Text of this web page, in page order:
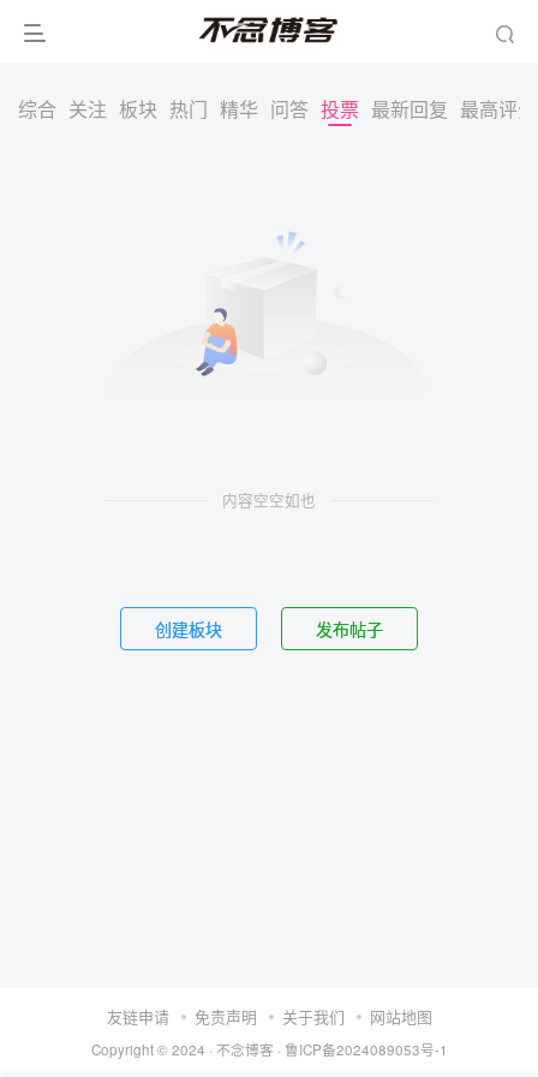
综合 关注 板块 热门 精华 问答 投票 最新回复 最高评分
内容空空如也
创建板块 发布帖子
友链申请 免责声明 关于我们 网站地图
Copyright © 2024 · 不念博客 · 鲁ICP备2024089053号-1